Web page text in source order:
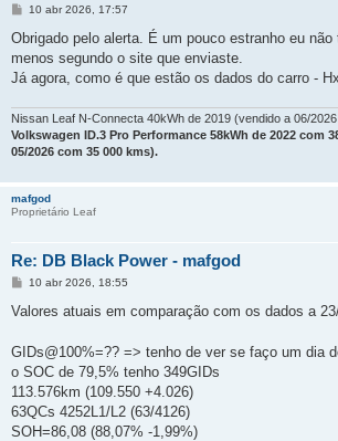
M
n
a
g
10 abr 2026, 17:57
Obrigado pelo alerta. É um pouco estranho eu
menos segundo o site que enviaste.
Já agora, como é que estão os dados do carro -
Nissan Leaf N-Connecta 40kWh de 2019 (vendido a 06/
Volkswagen ID.3 Pro Performance 58kWh de 2022 com
05/2026 com 35 000 kms).
mafgod
Proprietário Leaf
Re: DB Black Power - mafgod
M
n
g
e
m
10 abr 2026, 18:55
Valores atuais em comparação com os dados a
GIDs@100%=?? => tenho de ver se faço um dia
o SOC de 79,5% tenho 349GIDs
113.576km (109.550 +4.026)
63QCs 4252L1/L2 (63/4126)
SOH=86,08 (88,07% -1,99%)